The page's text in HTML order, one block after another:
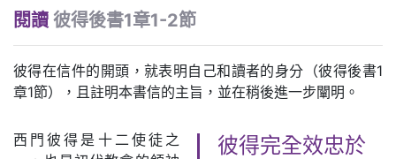
閱讀 彼得後書1章1-2節
彼得在信件的開頭，就表明自己和讀者的身分（彼得後書1
章1節），且註明本書信的主旨，並在稍後進一步闡明。
彼得完全效忠於
西門彼得是十二使徒之